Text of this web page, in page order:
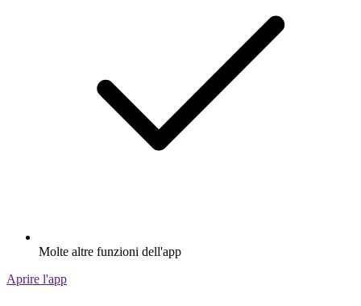
Molte altre funzioni dell'app
Aprire l'app